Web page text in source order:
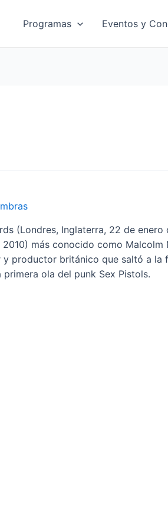
Programas Eventos y
(Londres, Inglaterra, 22 de enero
más conocido como Malcolm
y productor británico que saltó a la
ola del punk Sex Pistols.